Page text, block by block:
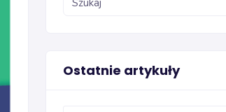
Ostatnie artykuły